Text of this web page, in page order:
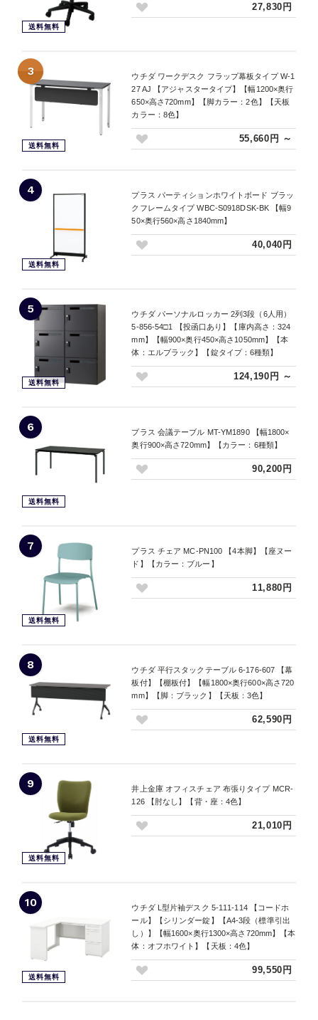
送料無料
27,830円
3
送料無料
ウチダ ワークデスク フラップ幕板タイプ W-1
27 AJ 【アジャスタータイプ】【幅1200×奥行
650×高さ720mm】【脚カラー：2色】【天板
カラー：8色】
55,660円 ～
4
送料無料
プラス パーティションホワイトボード ブラッ
クフレームタイプ WBC-S0918DSK-BK 【幅9
50×奥行560×高さ1840mm】
40,040円
5
送料無料
ウチダ パーソナルロッカー 2列3段（6人用）
5-856-54□1 【投函口あり】【庫内高さ：324
mm】【幅900×奥行450×高さ1050mm】【本
体：エルブラック】【錠タイプ：6種類】
124,190円 ～
6
送料無料
プラス 会議テーブル MT-YM1890 【幅1800×
奥行900×高さ720mm】【カラー：6種類】
90,200円
7
送料無料
プラス チェア MC-PN100 【4本脚】【座ヌー
ド】【カラー：ブルー】
11,880円
8
送料無料
ウチダ 平行スタックテーブル 6-176-607 【幕
板付】【棚板付】【幅1800×奥行600×高さ720
mm】【脚：ブラック】【天板：3色】
62,590円
9
送料無料
井上金庫 オフィスチェア 布張りタイプ MCR-
126 【肘なし】【背・座：4色】
21,010円
10
送料無料
ウチダ L型片袖デスク 5-111-114 【コードホ
ール】【シリンダー錠】【A4-3段（標準引出
し）】【幅1600×奥行1300×高さ720mm】【本
体：オフホワイト】【天板：4色】
99,550円